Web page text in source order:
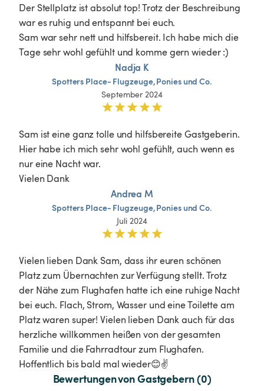
Der Stellplatz ist absolut top! Trotz der Beschreibung
war es ruhig und entspannt bei euch.
Sam war sehr nett und hilfsbereit. Ich habe mich die
Tage sehr wohl gefühlt und komme gern wieder :)
Nadja K
Spotters Place- Flugzeuge,Ponies und Co.
September 2024
Sam ist eine ganz tolle und hilfsbereite Gastgeberin.
Hier habe ich mich sehr wohl gefühlt, auch wenn es
nur eine Nacht war.
Vielen Dank
Andrea M
Spotters Place- Flugzeuge,Ponies und Co.
Juli 2024
Vielen lieben Dank Sam, dass ihr euren schönen
Platz zum Übernachten zur Verfügung stellt. Trotz
der Nähe zum Flughafen hatte ich eine ruhige Nacht
bei euch. Flach, Strom, Wasser und eine Toilette am
Platz waren super! Vielen lieben Dank auch für das
herzliche willkommen heißen von der gesamten
Familie und die Fahrradtour zum Flughafen.
Hoffentlich bis bald mal wieder😊✌️
Bewertungen von Gastgebern (0)